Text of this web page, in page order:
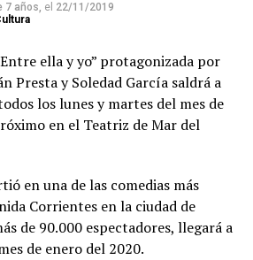
7 años, el 22/11/2019
ella y yo” protagonizada por
Presta y Soledad García saldrá a
los lunes y martes del mes de
en el Teatriz de Mar del
en una de las comedias más
Corrientes en la ciudad de
de 90.000 espectadores, llegará a
de enero del 2020.